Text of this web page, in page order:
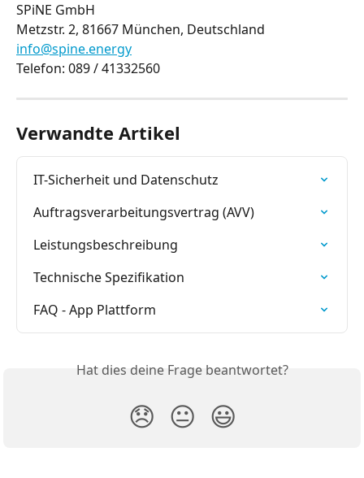
SPiNE GmbH
Metzstr. 2, 81667 München, Deutschland
info@spine.energy
Telefon: 089 / 41332560
Verwandte Artikel
IT-Sicherheit und Datenschutz
Auftragsverarbeitungsvertrag (AVV)
Leistungsbeschreibung
Technische Spezifikation
FAQ - App Plattform
Hat dies deine Frage beantwortet?
😞 😐 😃